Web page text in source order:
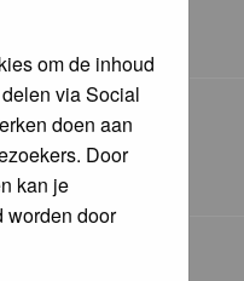
om de inhoud
via Social
doen aan
Door
kan je
worden door
user